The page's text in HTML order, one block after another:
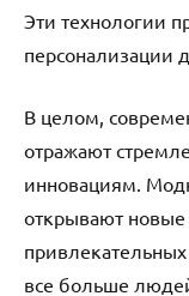
Эти технологии
персонализации
В целом,
отражают
инновациям.
открывают
все больше